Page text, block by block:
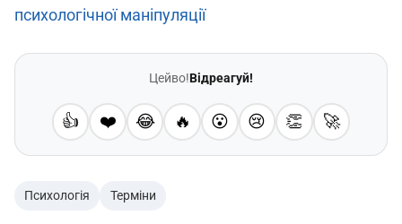
психологічної маніпуляції
Цейво!Відреагуй!
👍 ❤️ 😂 🔥 😮 😢 👏 🚀
Психологія Терміни